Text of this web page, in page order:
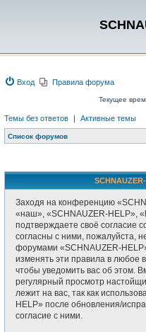
Вход Правила форума
Текущее
Темы без ответов | Активные темы
Список форумов
Заходя на конференцию
«наш», «SCHNAUZER-HELP»,
подтверждаете своё согласие
согласны с ними, пожалуйста,
форумами «SCHNAUZER-
изменять эти правила в любое
чтобы уведомить вас об этом.
регулярный просмотр
лежит на вас, так как
HELP» после обновления/
согласие с ними.